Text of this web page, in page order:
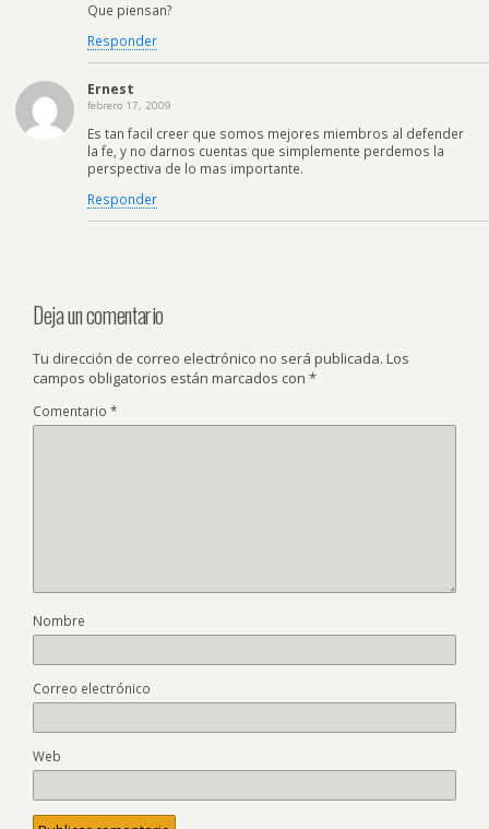
Que piensan?
Responder
Ernest
febrero 17, 2009
Es tan facil creer que somos mejores miembros al defender
la fe, y no darnos cuentas que simplemente perdemos la
perspectiva de lo mas importante.
Responder
Deja un comentario
Tu dirección de correo electrónico no será publicada. Los
campos obligatorios están marcados con *
Comentario *
Nombre
Correo electrónico
Web